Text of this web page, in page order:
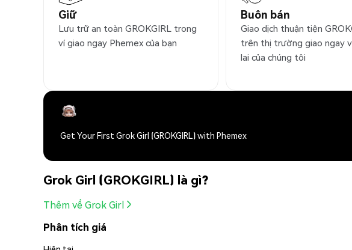
Giữ
Lưu trữ an toàn GROKGIRL trong
ví giao ngay Phemex của bạn
Buôn bán
Giao dịch thuận tiện
trên thị trường giao ngay
lai của chúng tôi
Get Your First Grok Girl (GROKGIRL) with Phemex
Grok Girl (GROKGIRL) là gì?
Thêm về Grok Girl
Phân tích giá